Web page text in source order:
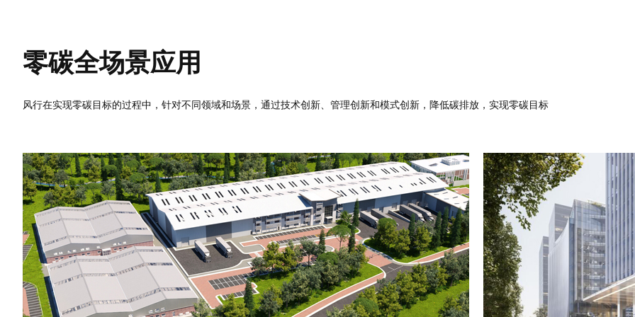
零碳全场景应用
风行在实现零碳目标的过程中，针对不同领域和场景，通过技术创新、管理创新和模式创新，降低碳排放，实现零碳目标